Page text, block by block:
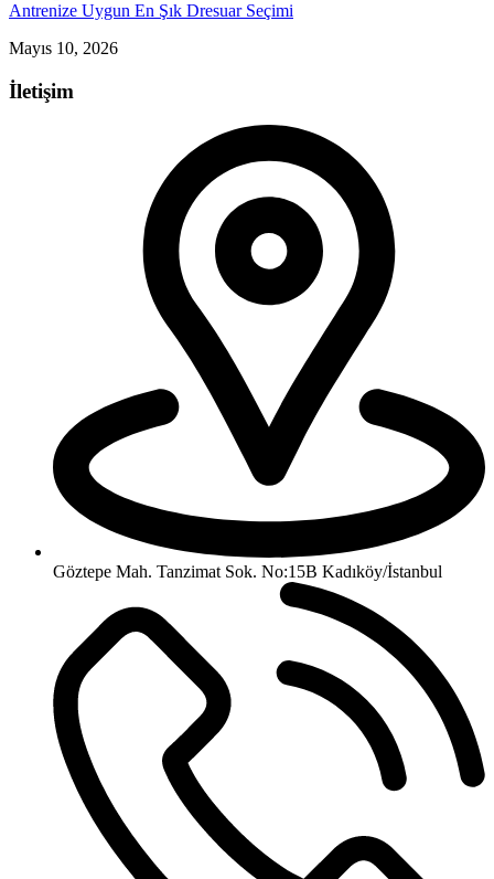
Antrenize Uygun En Şık Dresuar Seçimi
Mayıs 10, 2026
İletişim
Göztepe Mah. Tanzimat Sok. No:15B Kadıköy/İstanbul